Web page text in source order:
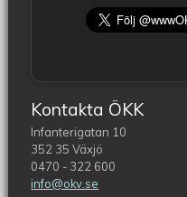
Kontakta ÖKK
Infanterigatan 10
352 35 Växjö
0470 - 322 600
info@okv.se